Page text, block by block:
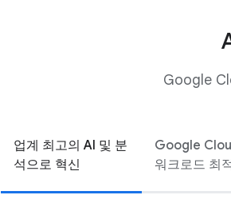
Google
업계 최고의 AI 및 분
석으로 혁신
Google
워크로드 최